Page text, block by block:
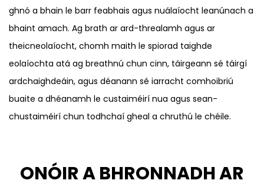
ghnó a bhain le barr feabhais agus nuálaíocht leanúnach a
bhaint amach. Ag brath ar ard-threalamh agus ar
theicneolaíocht, chomh maith le spiorad taighde
eolaíochta atá ag breathnú chun cinn, táirgeann sé táirgí
ardchaighdeáin, agus déanann sé iarracht comhoibriú
buaite a dhéanamh le custaiméirí nua agus sean-
chustaiméirí chun todhchaí gheal a chruthú le chéile.
ONÓIR A BHRONNADH AR